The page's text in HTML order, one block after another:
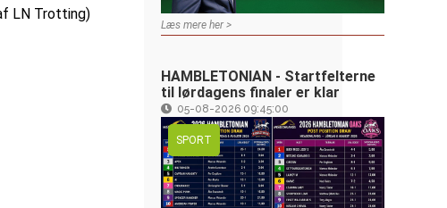
LN Trotting)
Læs mere her >
HAMBLETONIAN - Startfelterne
til lørdagens finaler er klar
05-08-2026 09:45:00
SPORT